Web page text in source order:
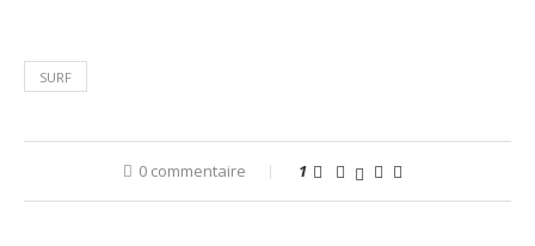
SURF
0 commentaire 1